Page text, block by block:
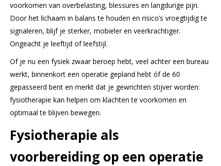
voorkomen van overbelasting, blessures en langdurige pijn.
Door het lichaam in balans te houden en risico’s vroegtijdig te
signaleren, blijf je sterker, mobieler en veerkrachtiger.
Ongeacht je leeftijd of leefstijl.
Of je nu een fysiek zwaar beroep hebt, veel achter een bureau
werkt, binnenkort een operatie gepland hebt óf de 60
gepasseerd bent en merkt dat je gewrichten stijver worden:
fysiotherapie kan helpen om klachten te voorkomen en
optimaal te blijven bewegen.
Fysiotherapie als
voorbereiding op een operatie